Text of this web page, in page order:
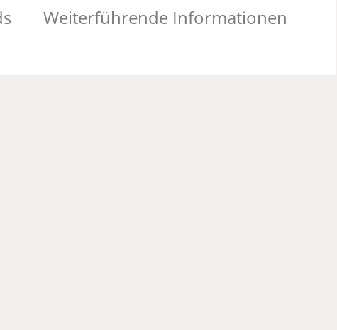
Weiterführende Informationen